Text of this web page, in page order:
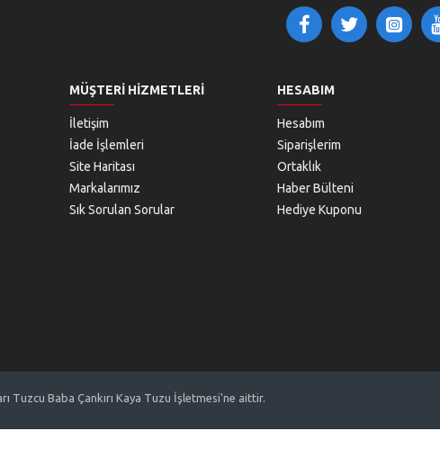
MÜŞTERI HIZMETLERI
İletişim
İade İşlemleri
Site Haritası
Markalarımız
Sık Sorulan Sorular
HESABIM
Hesabım
Siparişlerim
Ortaklık
Haber Bülteni
Hediye Kuponu
Tuzcu Baba Çankırı Kaya Tuzu İşletmesi'ne aittir.